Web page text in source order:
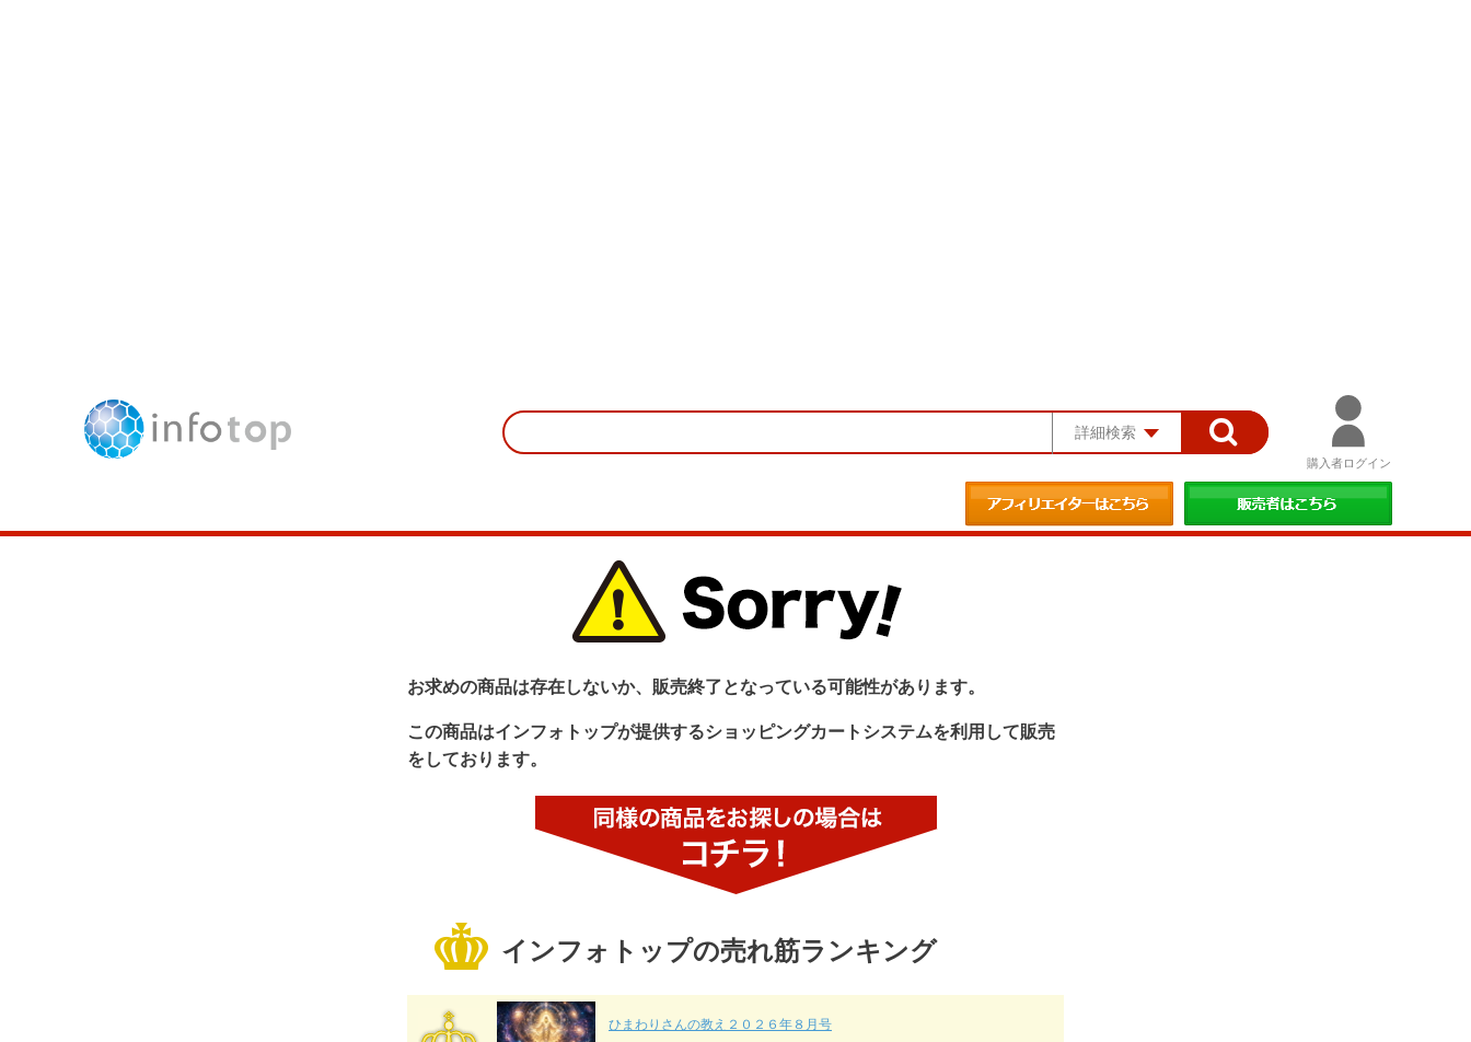
詳細検索
購入者ログイン
お求めの商品は存在しないか、販売終了となっている可能性があります。
この商品はインフォトップが提供するショッピングカートシステムを利用して販売
をしております。
インフォトップの売れ筋ランキング
ひまわりさんの教え２０２６年８月号